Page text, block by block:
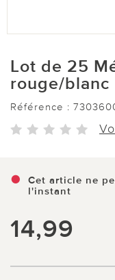
Lot de 25
rouge/blanc
Référence :
Cet article ne
l'instant
14,99